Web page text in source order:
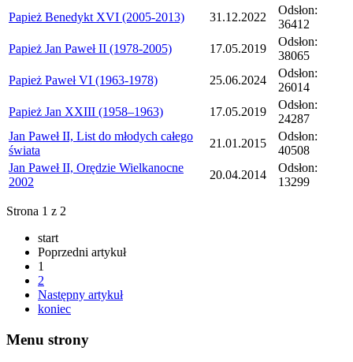
Papież Benedykt XVI (2005-2013)
31.12.2022
Odsłon:
36412
Papież Jan Paweł II (1978-2005)
17.05.2019
Odsłon:
38065
Papież Paweł VI (1963-1978)
25.06.2024
Odsłon:
26014
Papież Jan XXIII (1958–1963)
17.05.2019
Odsłon:
24287
Jan Paweł II, List do młodych całego
świata
21.01.2015
Odsłon:
40508
Jan Paweł II, Orędzie Wielkanocne
2002
20.04.2014
Odsłon:
13299
Strona 1 z 2
start
Poprzedni artykuł
1
2
Następny artykuł
koniec
Menu strony